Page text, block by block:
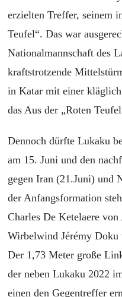
erzielten Treffer, seinem
Teufel“. Das war
Nationalmannschaft des
kraftstrotzende
in Katar mit einer kläglich
das Aus der „Roten
Dennoch dürfte Lukaku
am 15. Juni und den
gegen Iran (21.Juni) und
der Anfangsformation
Charles De Ketelaere
Wirbelwind Jérémy
Der 1,73 Meter große
der neben Lukaku 2022
einen den Gegentreffer